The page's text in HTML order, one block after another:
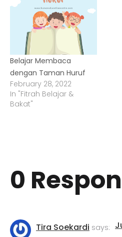
Belajar Membaca
dengan Taman Huruf
February 28, 2022
In "Fitrah Belajar &
Bakat"
0
Tira Soekardi says: